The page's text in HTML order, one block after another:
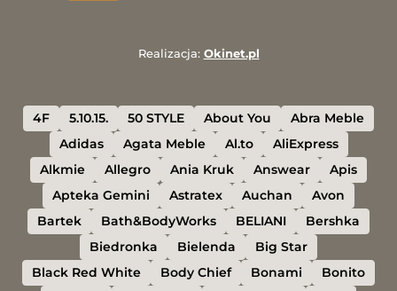
Realizacja: Okinet.pl
4F 5.10.15. 50 STYLE About You
Abra Meble
Adidas
Agata Meble Al.to
AliExpress
Alkmie
Allegro Ania Kruk Answear
Apis
Apteka Gemini
Astratex Auchan
Avon
Bartek
Bath&BodyWorks BELIANI
Bershka
Biedronka
Bielenda
Big Star
Black Red White
Body Chief Bonami
Bonito